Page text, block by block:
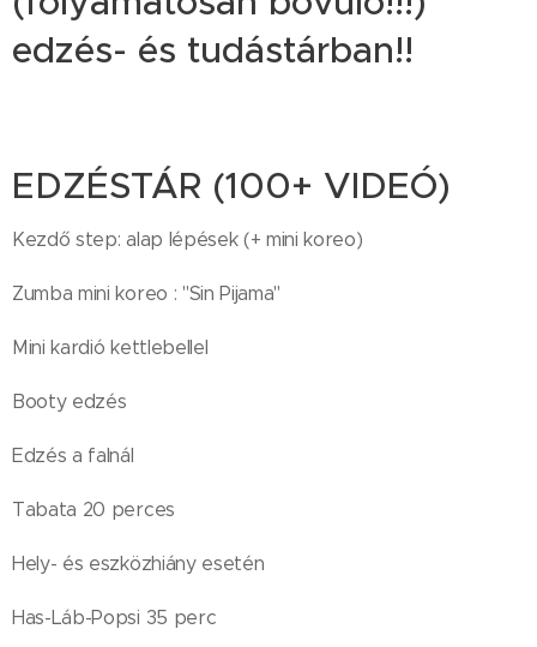
edzés- és tudástárban!!
EDZÉSTÁR (100+ VIDEÓ)
Kezdő step: alap lépések (+ mini koreo)
Zumba mini koreo : "Sin Pijama"
Mini kardió kettlebellel
Booty edzés
Edzés a falnál
Tabata 20 perces
Hely- és eszközhiány esetén
Has-Láb-Popsi 35 perc